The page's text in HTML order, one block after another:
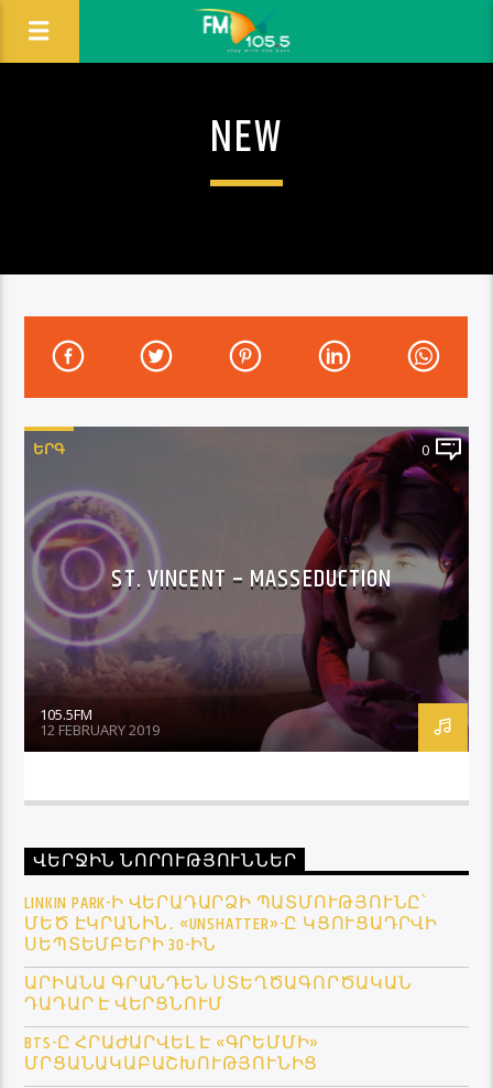
NEW
ԵՐԳ 0
ST. VINCENT – MASSEDUCTION
105.5FM
12 FEBRUARY 2019
ՎԵՐՋԻՆ ՆՈՐՈՒԹՅՈՒՆՆԵՐ
LINKIN PARK-Ի ՎԵՐԱԴԱՐՁԻ ՊԱՏՄՈՒԹՅՈՒՆԸ՝
ՄԵԾ ԷԿՐԱՆԻՆ․ «UNSHATTER»-Ը ԿՑՈՒՑԱԴՐՎԻ
ՍԵՊՏԵՄԲԵՐԻ 30-ԻՆ
ԱՐԻԱՆԱ ԳՐԱՆԴԵՆ ՍՏԵՂԾԱԳՈՐԾԱԿԱՆ
ԴԱԴԱՐ Է ՎԵՐՑՆՈՒՄ
BTS-Ը ՀՐԱԺԱՐՎԵԼ Է «ԳՐԵՄՄԻ»
ՄՐՑԱՆԱԿԱԲԱՇԽՈՒԹՅՈՒՆԻՑ